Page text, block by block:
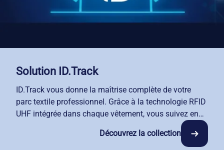
Solution ID.Track
ID.Track vous donne la maîtrise complète de votre
parc textile professionnel. Grâce à la technologie RFID
UHF intégrée dans chaque vêtement, vous suivez en
temps réel le parcours de chaque tenue, de la collecte
dans votre entreprise jusqu'à la livraison du linge
Découvrez la collection